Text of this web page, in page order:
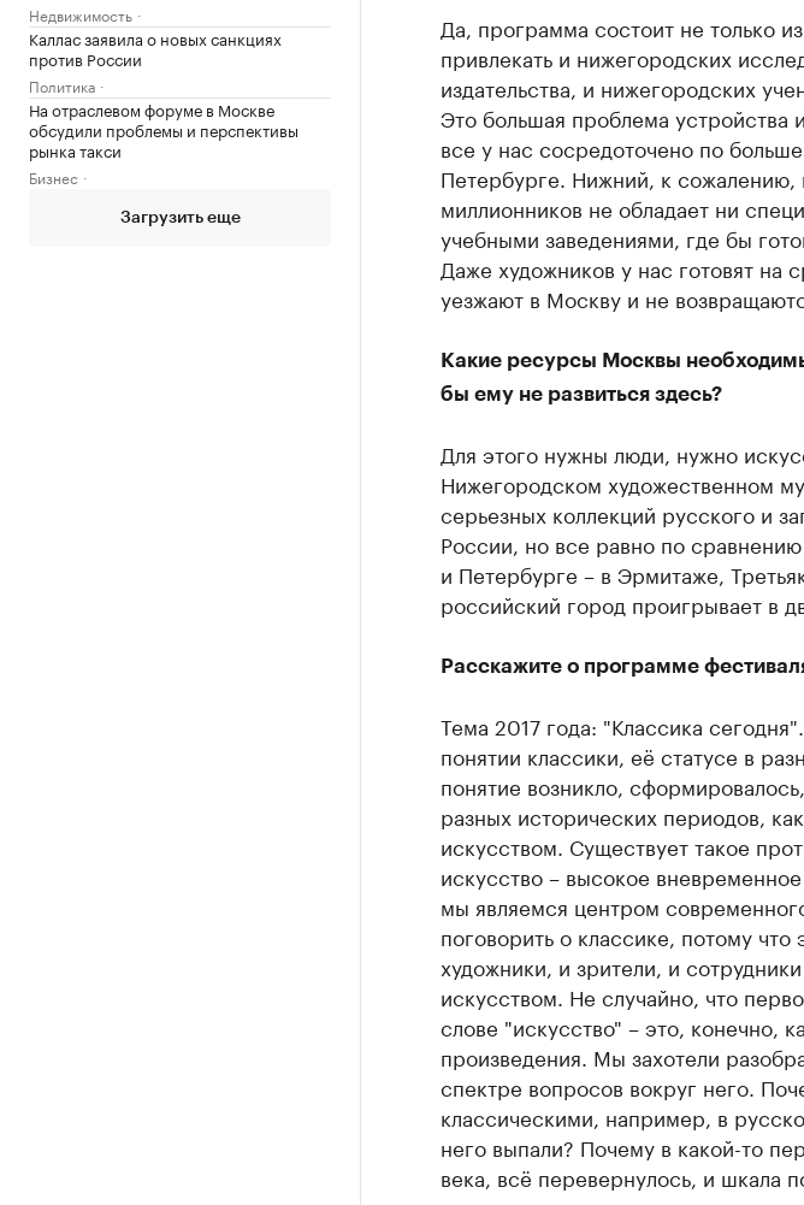
Недвижимость
Каллас заявила о новых санкциях
против России
Политика
На отраслевом форуме в Москве
обсудили проблемы и перспективы
рынка такси
Бизнес
Загрузить еще
Да, программа состоит не только
привлекать и нижегородских
издательства, и нижегородских
Это большая проблема устройства
все у нас сосредоточено по
Петербурге. Нижний, к сожалению,
миллионников не обладает ни
учебными заведениями, где бы
Даже художников у нас готовят на
уезжают в Москву и не
Какие ресурсы Москвы
бы ему не развиться здесь?
Для этого нужны люди, нужно
Нижегородском художественном
серьезных коллекций русского и
России, но все равно по
и Петербурге – в Эрмитаже,
российский город проигрывает в
Расскажите о программе
Тема 2017 года: "Классика
понятии классики, её статусе в
понятие возникло,
разных исторических периодов,
искусством. Существует такое
искусство – высокое
мы являемся центром
поговорить о классике, потому
художники, и зрители, и
искусством. Не случайно, что
слове "искусство" – это, конечно,
произведения. Мы захотели
спектре вопросов вокруг него.
классическими, например, в
него выпали? Почему в какой-то
века, всё перевернулось, и шкала